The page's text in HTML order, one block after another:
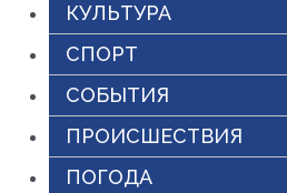
КУЛЬТУРА
СПОРТ
СОБЫТИЯ
ПРОИСШЕСТВИЯ
ПОГОДА